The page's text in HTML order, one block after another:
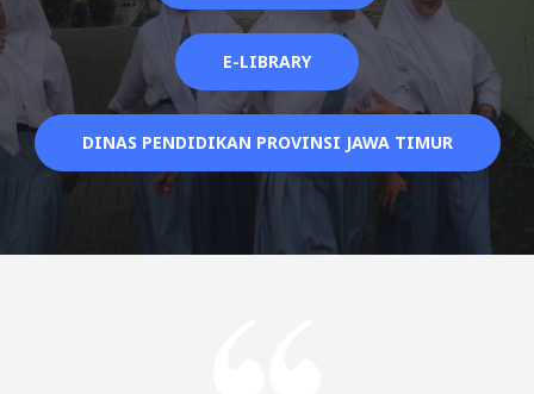
E-LIBRARY
DINAS PENDIDIKAN PROVINSI JAWA TIMUR